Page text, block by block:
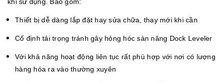
Thiết bị dễ dàng lắp đặt hay sửa chữa, thay mới khi cần
Cố định tải trọng tránh gây hỏng hóc sàn nâng Dock Leveler
Với khả năng hoạt động liên tục rất phù hợp với nơi có lượng
hàng hóa ra vào thường xuyên